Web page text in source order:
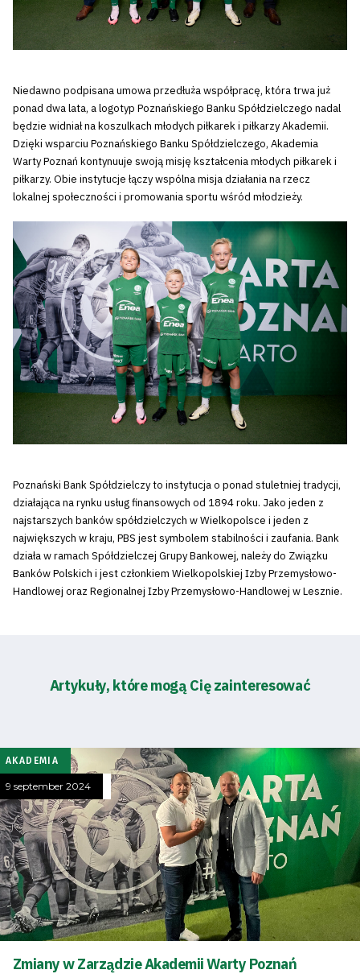
Niedawno podpisana umowa przedłuża współpracę, która trwa już
ponad dwa lata, a logotyp Poznańskiego Banku Spółdzielczego nadal
będzie widniał na koszulkach młodych piłkarek i piłkarzy Akademii.
Dzięki wsparciu Poznańskiego Banku Spółdzielczego, Akademia
Warty Poznań kontynuuje swoją misję kształcenia młodych piłkarek i
piłkarzy. Obie instytucje łączy wspólna misja działania na rzecz
lokalnej społeczności i promowania sportu wśród młodzieży.
Poznański Bank Spółdzielczy to instytucja o ponad stuletniej tradycji,
działająca na rynku usług finansowych od 1894 roku. Jako jeden z
najstarszych banków spółdzielczych w Wielkopolsce i jeden z
największych w kraju, PBS jest symbolem stabilności i zaufania. Bank
działa w ramach Spółdzielczej Grupy Bankowej, należy do Związku
Banków Polskich i jest członkiem Wielkopolskiej Izby Przemysłowo-
Handlowej oraz Regionalnej Izby Przemysłowo-Handlowej w Lesznie.
Artykuły, które mogą Cię zainteresować
AKADEMIA
9 september 2024
Zmiany w Zarządzie Akademii Warty Poznań